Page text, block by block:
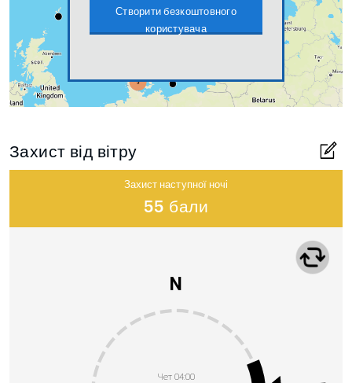
Створити безкоштовного
користувача
Захист від вітру
Захист наступної ночі
55 бали
Чет 04:00
N